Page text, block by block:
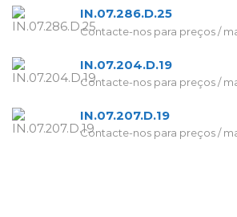
IN.07.286.D.25
Contacte-nos para preços /
IN.07.204.D.19
Contacte-nos para preços /
IN.07.207.D.19
Contacte-nos para preços /